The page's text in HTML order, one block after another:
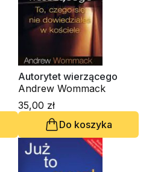
Autorytet wierzącego
Andrew Wommack
35,00 zł
Do koszyka